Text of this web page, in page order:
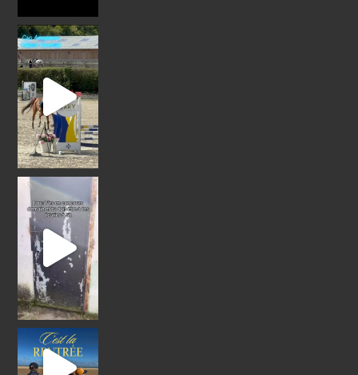
#cso #team
! Nous avons hâte de vous retro